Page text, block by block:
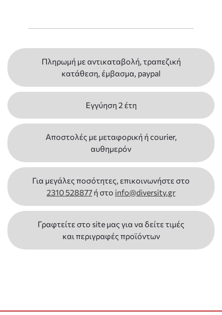
Πληρωμή με αντικαταβολή, τραπεζική
κατάθεση, έμβασμα, paypal
Εγγύηση 2 έτη
Αποστολές με μεταφορική ή courier,
αυθημερόν
Για μεγάλες ποσότητες, επικοινωνήστε στο
2310 528877 ή στο info@diversity.gr
Γραφτείτε στο site μας για να δείτε τιμές
και περιγραφές προϊόντων